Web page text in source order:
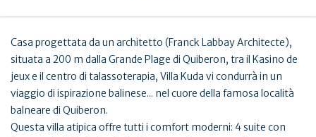
Casa progettata da un architetto (Franck Labbay Architecte),
situata a 200 m dalla Grande Plage di Quiberon, tra il Kasino de
jeux e il centro di talassoterapia, Villa Kuda vi condurrà in un
viaggio di ispirazione balinese... nel cuore della famosa località
balneare di Quiberon.
Questa villa atipica offre tutti i comfort moderni: 4 suite con